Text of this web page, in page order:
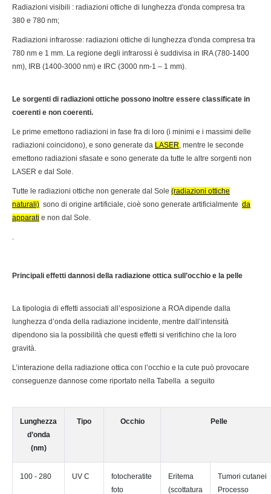
Radiazioni visibili : radiazioni ottiche di lunghezza d'onda compresa tra
380 e 780 nm;
Radiazioni infrarosse: radiazioni ottiche di lunghezza d'onda compresa tra
780 nm e 1 mm. La regione degli infrarossi è suddivisa in IRA (780-1400
nm), IRB (1400-3000 nm) e IRC (3000 nm-1 – 1 mm).
Le sorgenti di radiazioni ottiche possono inoltre essere classificate in
coerenti e non coerenti.
Le prime emettono radiazioni in fase fra di loro (i minimi e i massimi delle
radiazioni coincidono), e sono generate da LASER, mentre le seconde
emettono radiazioni sfasate e sono generate da tutte le altre sorgenti non
LASER e dal Sole.
Tutte le radiazioni ottiche non generate dal Sole (radiazioni ottiche
naturali) sono di origine artificiale, cioè sono generate artificialmente da
apparati e non dal Sole.
.
Principali effetti dannosi della radiazione ottica sull’occhio e la pelle
La tipologia di effetti associati all’esposizione a ROA dipende dalla
lunghezza d’onda della radiazione incidente, mentre dall’intensità
dipendono sia la possibilità che questi effetti si verifichino che la loro
gravità.
L’interazione della radiazione ottica con l’occhio e la cute può provocare
conseguenze dannose come riportato nella Tabella a seguito
Lunghezza
d’onda
(nm)
Tipo Occhio Pelle
100 - 280 UV C
fotocheratite
foto
Eritema
(scottatura
Tumori cutanei
Processo